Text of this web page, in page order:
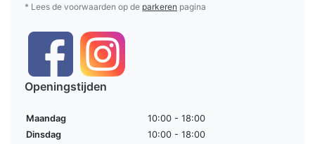
* Lees de voorwaarden op de parkeren pagina
Openingstijden
Maandag
10:00 - 18:00
Dinsdag
10:00 - 18:00